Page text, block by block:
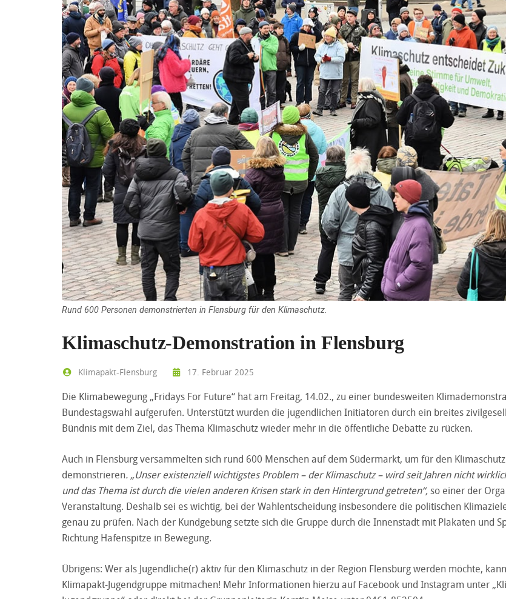
Rund 600 Personen demonstrierten in Flensburg für den Klimaschutz.
Klimaschutz-Demonstration in Flensburg
Klimapakt-Flensburg 17. Februar 2025
Die Klimabewegung „Fridays For Future“ hat am Freitag, 14.02., zu einer bundesweiten
Bundestagswahl aufgerufen. Unterstützt wurden die jugendlichen Initiatoren durch ein breites
Bündnis mit dem Ziel, das Thema Klimaschutz wieder mehr in die öffentliche Debatte zu rücken.
Auch in Flensburg versammelten sich rund 600 Menschen auf dem Südermarkt, um für den
demonstrieren. „Unser existenziell wichtigstes Problem – der Klimaschutz – wird seit Jahren nicht
und das Thema ist durch die vielen anderen Krisen stark in den Hintergrund getreten“,so einer der
Veranstaltung. Deshalb sei es wichtig, bei der Wahlentscheidung insbesondere die politischen
genau zu prüfen. Nach der Kundgebung setzte sich die Gruppe durch die Innenstadt mit Plakaten und
Richtung Hafenspitze in Bewegung.
Übrigens: Wer als Jugendliche(r) aktiv für den Klimaschutz in der Region Flensburg werden möchte,
Klimapakt-Jugendgruppe mitmachen! Mehr Informationen hierzu auf Facebook und Instagram unter